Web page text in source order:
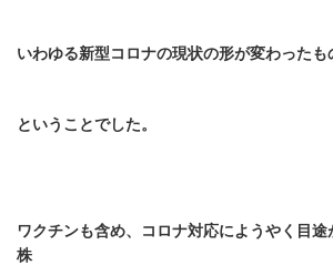
いわゆる新型コロナの現状の形が変わったも
ということでした。
ワクチンも含め、コロナ対応にようやく目
株